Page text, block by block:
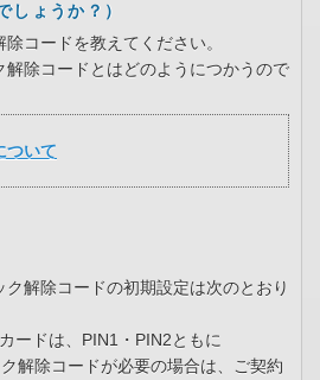
しょうか？）
コードを教えてください。
解除コードとはどのようにつかうので
ついて
解除コードの初期設定は次のとおり
ードは、PIN1・PIN2ともに
解除コードが必要の場合は、ご契約